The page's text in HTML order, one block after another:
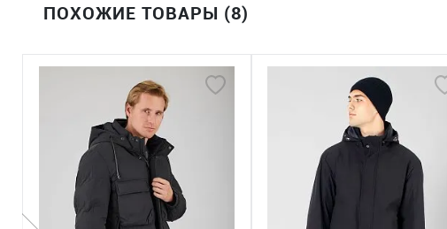
ПОХОЖИЕ ТОВАРЫ (8)